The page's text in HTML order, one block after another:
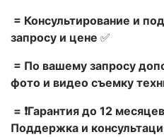
= Консультирование и
запросу и цене ✅
= По вашему запросу
фото и видео съемку
= ❗Гарантия до 12
Поддержка и